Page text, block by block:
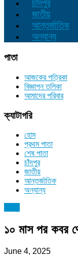
চাঁদপুর
জাতীয়
আন্তর্জাতিক
অন্যান্য
পাতা
আজকের পত্রিকা
বিজ্ঞাপন তলিকা
আমাদের পরিবার
ক্যাটাগরি
হোম
প্রথম পাতা
শেষ পাতা
চাঁদপুর
জাতীয়
আন্তর্জাতিক
অন্যান্য
১০ মাস পর কবর
June 4, 2025